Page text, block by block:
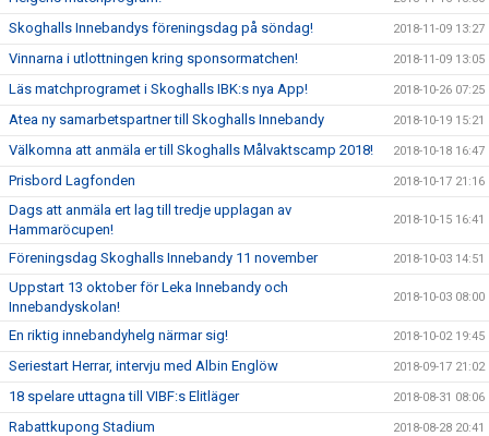
Skoghalls Innebandys föreningsdag på söndag! 2018-11-09 13:27
Vinnarna i utlottningen kring sponsormatchen! 2018-11-09 13:05
Läs matchprogramet i Skoghalls IBK:s nya App! 2018-10-26 07:25
Atea ny samarbetspartner till Skoghalls Innebandy 2018-10-19 15:21
Välkomna att anmäla er till Skoghalls Målvaktscamp 2018! 2018-10-18 16:47
Prisbord Lagfonden 2018-10-17 21:16
Dags att anmäla ert lag till tredje upplagan av
Hammaröcupen!
2018-10-15 16:41
Föreningsdag Skoghalls Innebandy 11 november 2018-10-03 14:51
Uppstart 13 oktober för Leka Innebandy och
Innebandyskolan!
2018-10-03 08:00
En riktig innebandyhelg närmar sig! 2018-10-02 19:45
Seriestart Herrar, intervju med Albin Englöw 2018-09-17 21:02
18 spelare uttagna till VIBF:s Elitläger 2018-08-31 08:06
Rabattkupong Stadium 2018-08-28 20:41